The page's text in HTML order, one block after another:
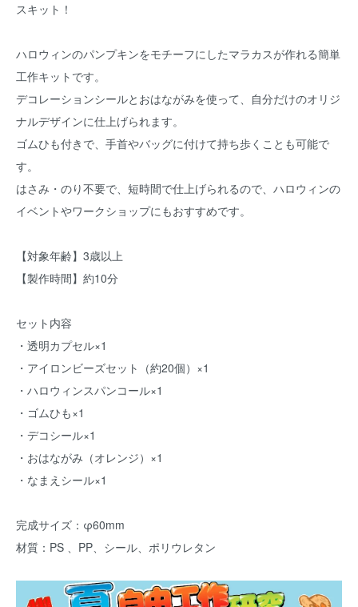
スキット！
ハロウィンのパンプキンをモチーフにしたマラカスが作れる簡単
工作キットです。
デコレーションシールとおはながみを使って、自分だけのオリジ
ナルデザインに仕上げられます。
ゴムひも付きで、手首やバッグに付けて持ち歩くことも可能で
す。
はさみ・のり不要で、短時間で仕上げられるので、ハロウィンの
イベントやワークショップにもおすすめです。
【対象年齢】3歳以上
【製作時間】約10分
セット内容
・透明カプセル×1
・アイロンビーズセット（約20個）×1
・ハロウィンスパンコール×1
・ゴムひも×1
・デコシール×1
・おはながみ（オレンジ）×1
・なまえシール×1
完成サイズ：φ60mm
材質：PS 、PP、シール、ポリウレタン